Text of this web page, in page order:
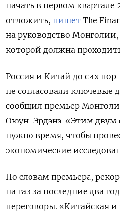
начать в первом квартале
отложить, пишет The
на руководство
которой должна
Россия и Китай до сих пор
не согласовали ключевые
сообщил премьер
Оюун-Эрдэнэ. «Этим двум
нужно время, чтобы
экономические
По словам премьера,
на газ за последние два
переговоры. «Китайская и